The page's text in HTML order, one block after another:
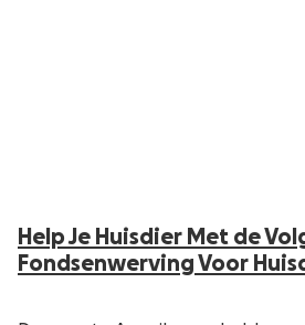
Help Je Huisdier Met de
Fondsenwerving Voor